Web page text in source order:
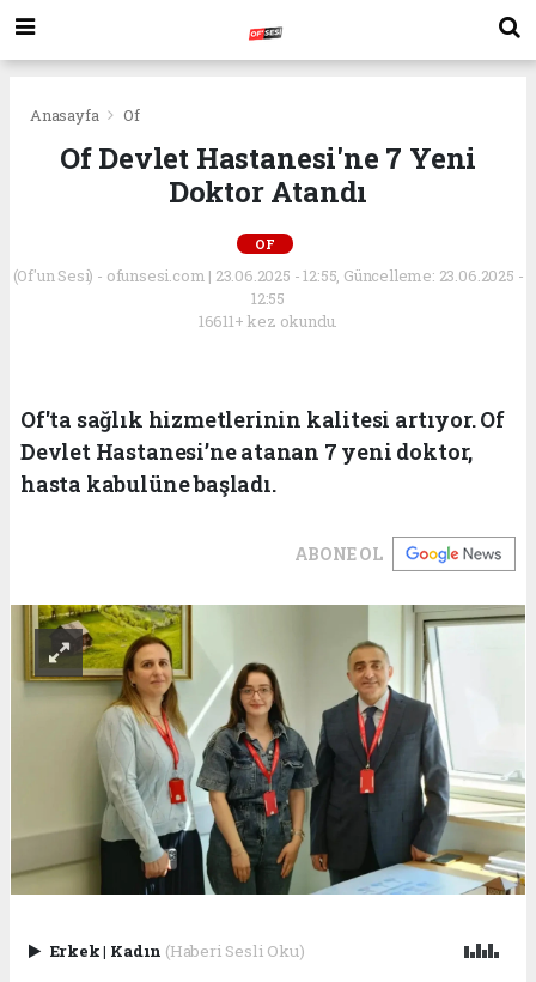
Anasayfa Of
Of Devlet Hastanesi'ne 7 Yeni
Doktor Atandı
OF
(Of'un Sesi) - ofunsesi.com | 23.06.2025 - 12:55, Güncelleme: 23.06.2025 -
12:55
16611+ kez okundu.
Of'ta sağlık hizmetlerinin kalitesi artıyor. Of
Devlet Hastanesi’ne atanan 7 yeni doktor,
hasta kabulüne başladı.
ABONE OL
Erkek| Kadın (Haberi Sesli Oku)